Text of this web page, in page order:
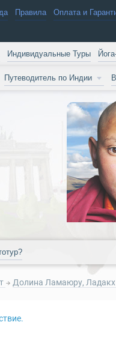
Правила Оплата и
Индивидуальные Туры
Путеводитель по Индии
Долина Ламаюру, Ладакх